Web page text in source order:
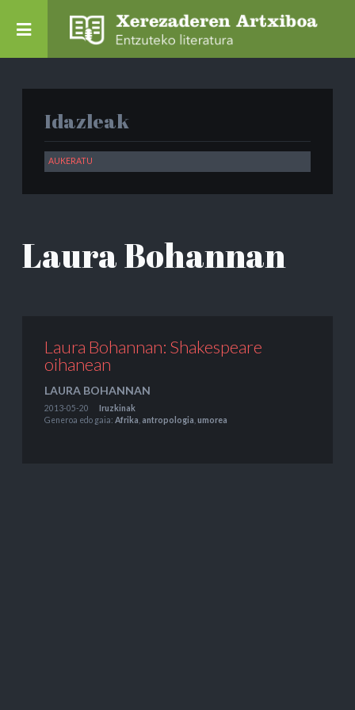
Idazleak
Laura Bohannan
Laura Bohannan: Shakespeare
oihanean
LAURA BOHANNAN
2013-05-20
Iruzkinak
Generoa edo gaia: Afrika antropologia umorea